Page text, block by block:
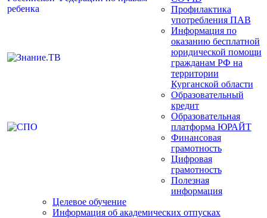
Профилактика
употребления ПАВ
Информация по
оказанию бесплатной
юридической помощи
гражданам РФ на
территории
Курганской области
Образовательный
кредит
Образовательная
платформа ЮРАЙТ
Финансовая
грамотность
Цифровая
грамотность
Полезная
информация
Целевое обучение
Информация об академических отпусках